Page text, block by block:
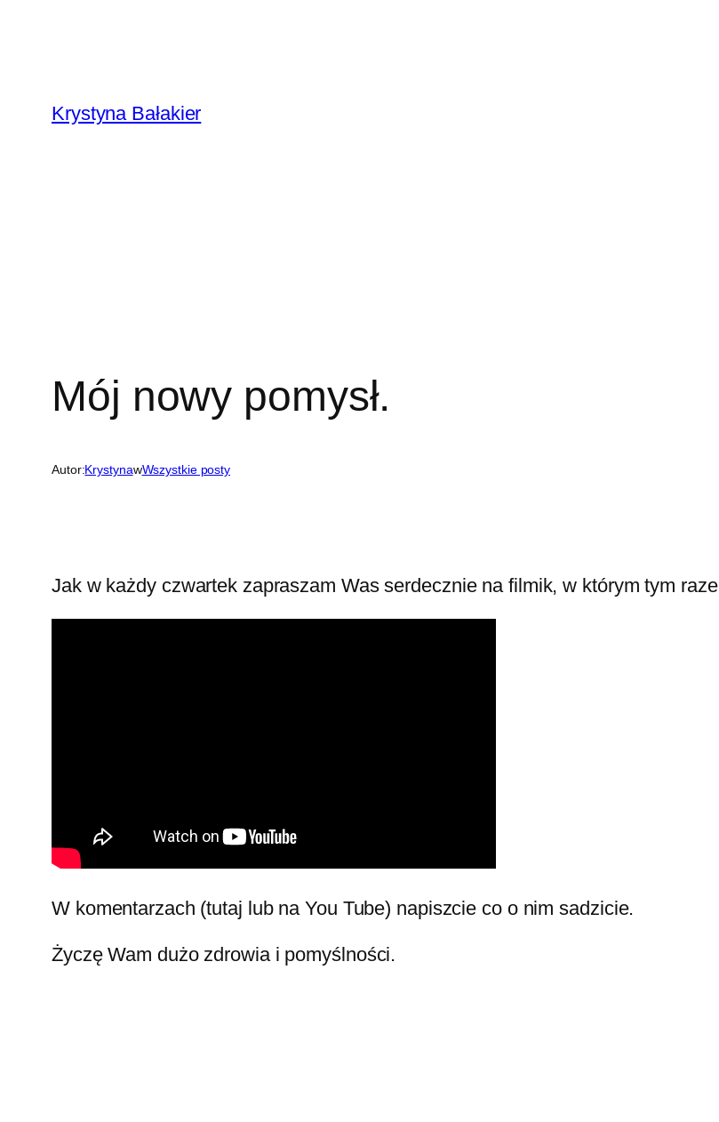
Krystyna Bałakier
Mój nowy pomysł.
Autor:KrystynawWszystkie posty
Jak w każdy czwartek zapraszam Was serdecznie na filmik, w którym tym
W komentarzach (tutaj lub na You Tube) napiszcie co o nim sadzicie.
Życzę Wam dużo zdrowia i pomyślności.